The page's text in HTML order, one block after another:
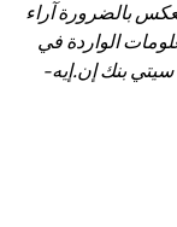
بالضرورة آراء
الواردة في
سيتي بنك إن.إيه-